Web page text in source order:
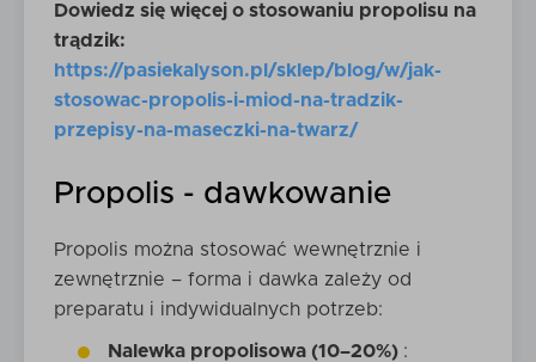
Dowiedz się więcej o stosowaniu propolisu na
trądzik:
https://pasiekalyson.pl/sklep/blog/w/jak-
stosowac-propolis-i-miod-na-tradzik-
przepisy-na-maseczki-na-twarz/
Propolis - dawkowanie
Propolis można stosować wewnętrznie i
zewnętrznie – forma i dawka zależy od
preparatu i indywidualnych potrzeb:
Nalewka propolisowa (10–20%) :